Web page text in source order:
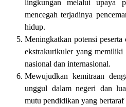
lingkungan melalui upaya
mencegah terjadinya
hidup.
Meningkatkan potensi
ekstrakurikuler yang
nasional dan internasional.
Mewujudkan kemitraan
unggul dalam negeri dan
mutu pendidikan yang bertaraf